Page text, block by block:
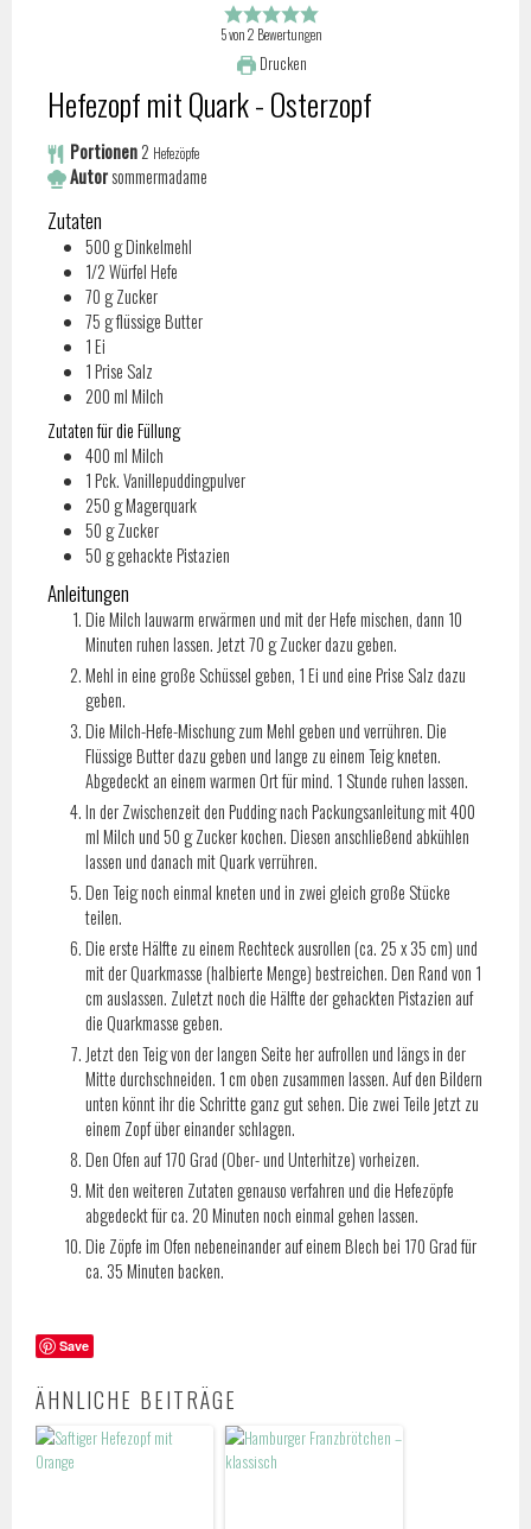
5von2 Bewertungen
Drucken
Hefezopf mit Quark - Osterzopf
Portionen2 Hefezöpfe
Autorsommermadame
Zutaten
500 gDinkelmehl
1/2 Würfel Hefe
70 gZucker
75 gflüssige Butter
1 Ei
1 Prise Salz
200 ml Milch
Zutaten für die Füllung
400 ml Milch
1 Pck. Vanillepuddingpulver
250 gMagerquark
50 gZucker
50 ggehackte Pistazien
Anleitungen
Die Milch lauwarm erwärmen und mit der Hefe mischen, dann 10
Minuten ruhen lassen. Jetzt 70 g Zucker dazu geben.
Mehl in eine große Schüssel geben, 1 Ei und eine Prise Salz dazu
geben.
Die Milch-Hefe-Mischung zum Mehl geben und verrühren. Die
Flüssige Butter dazu geben und lange zu einem Teig kneten.
Abgedeckt an einem warmen Ort für mind. 1 Stunde ruhen lassen.
In der Zwischenzeit den Pudding nach Packungsanleitung mit 400
ml Milch und 50 g Zucker kochen. Diesen anschließend abkühlen
lassen und danach mit Quark verrühren.
Den Teig noch einmal kneten und in zwei gleich große Stücke
teilen.
Die erste Hälfte zu einem Rechteck ausrollen (ca. 25 x 35 cm) und
mit der Quarkmasse (halbierte Menge) bestreichen. Den Rand von 1
cm auslassen. Zuletzt noch die Hälfte der gehackten Pistazien auf
die Quarkmasse geben.
Jetzt den Teig von der langen Seite her aufrollen und längs in der
Mitte durchschneiden. 1 cm oben zusammen lassen. Auf den Bildern
unten könnt ihr die Schritte ganz gut sehen. Die zwei Teile jetzt zu
einem Zopf über einander schlagen.
Den Ofen auf 170 Grad (Ober- und Unterhitze) vorheizen.
Mit den weiteren Zutaten genauso verfahren und die Hefezöpfe
abgedeckt für ca. 20 Minuten noch einmal gehen lassen.
Die Zöpfe im Ofen nebeneinander auf einem Blech bei 170 Grad für
ca. 35 Minuten backen.
Save
ÄHNLICHE BEITRÄGE